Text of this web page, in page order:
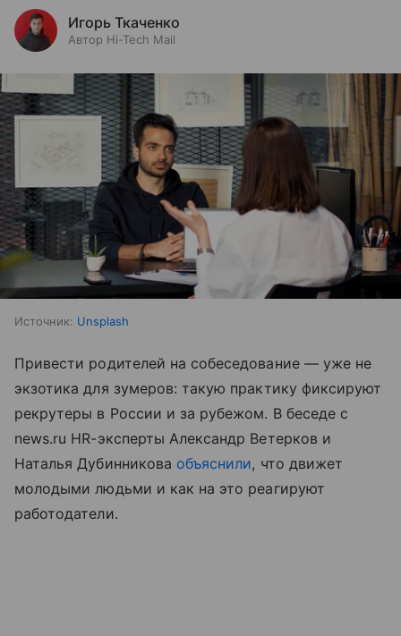
Игорь Ткаченко
Автор Hi-Tech Mail
Источник: Unsplash
Привести родителей на собеседование — уже не
экзотика для зумеров: такую практику фиксируют
рекрутеры в России и за рубежом. В беседе с
news.ru HR-эксперты Александр Ветерков и
Наталья Дубинникова объяснили, что движет
молодыми людьми и как на это реагируют
работодатели.